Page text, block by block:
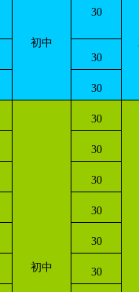
初中
30
30
30
初中
30
30
30
30
30
30